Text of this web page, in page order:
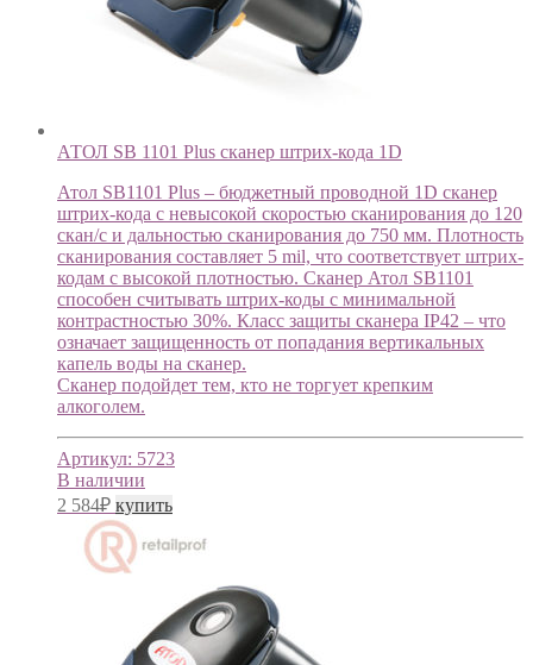
АТОЛ SB 1101 Plus cканер штрих-кода 1D
Атол SB1101 Plus – бюджетный проводной 1D сканер
штрих-кода с невысокой скоростью сканирования до 120
скан/с и дальностью сканирования до 750 мм. Плотность
сканирования составляет 5 mil, что соответствует штрих-
кодам с высокой плотностью. Сканер Атол SB1101
способен считывать штрих-коды с минимальной
контрастностью 30%. Класс защиты сканера IP42 – что
означает защищенность от попадания вертикальных
капель воды на сканер.
Сканер подойдет тем, кто не торгует крепким
алкоголем.
Артикул: 5723
В наличии
2 584₽ купить